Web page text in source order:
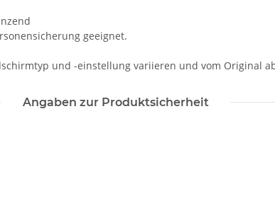
geeignet.
und -einstellung variieren und vom Original
Angaben zur Produktsicherheit